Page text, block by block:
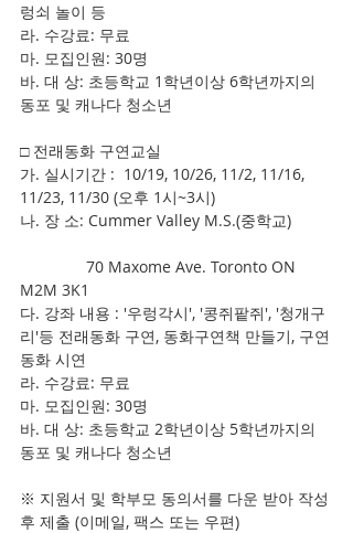
렁쇠 놀이 등
라. 수강료: 무료
마. 모집인원: 30명
바. 대 상: 초등학교 1학년이상 6학년까지의
동포 및 캐나다 청소년
□ 전래동화 구연교실
가. 실시기간 :  10/19, 10/26, 11/2, 11/16,
11/23, 11/30 (오후 1시~3시)
나. 장 소: Cummer Valley M.S.(중학교)
M2M 3K1
다. 강좌 내용 : '우렁각시', '콩쥐팥쥐', '청개구
리'등 전래동화 구연, 동화구연책 만들기, 구연
동화 시연
라. 수강료: 무료
마. 모집인원: 30명
바. 대 상: 초등학교 2학년이상 5학년까지의
동포 및 캐나다 청소년
※ 지원서 및 학부모 동의서를 다운 받아 작성
후 제출 (이메일, 팩스 또는 우편)